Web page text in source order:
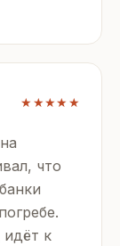
★★★★★
что
к